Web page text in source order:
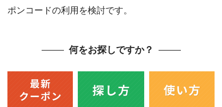
ポンコードの利用を検討です。
何をお探しですか？